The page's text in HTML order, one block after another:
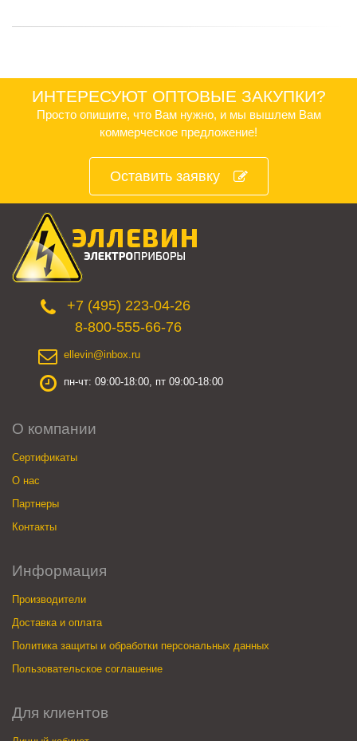
ИНТЕРЕСУЮТ ОПТОВЫЕ ЗАКУПКИ?
Просто опишите, что Вам нужно, и мы вышлем Вам
коммерческое предложение!
Оставить заявку
+7 (495) 223-04-26
8-800-555-66-76
ellevin@inbox.ru
пн-чт: 09:00-18:00, пт 09:00-18:00
О компании
Сертификаты
О нас
Партнеры
Контакты
Информация
Производители
Доставка и оплата
Политика защиты и обработки персональных данных
Пользовательское соглашение
Для клиентов